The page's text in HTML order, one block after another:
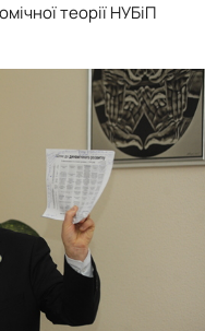
теорії НУБіП